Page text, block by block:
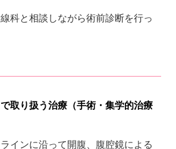
科と相談しながら術前診断を行っ
取り扱う治療（手術・集学的治療
インに沿って開腹、腹腔鏡による